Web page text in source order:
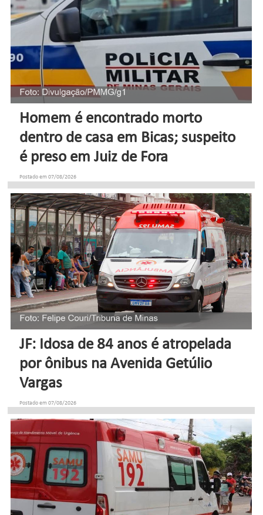
Homem é encontrado morto
dentro de casa em Bicas; suspeito
é preso em Juiz de Fora
Postado em 07/08/2026
JF: Idosa de 84 anos é atropelada
por ônibus na Avenida Getúlio
Vargas
Postado em 07/08/2026